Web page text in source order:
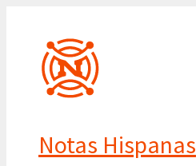
contenido
Notas Hispanas